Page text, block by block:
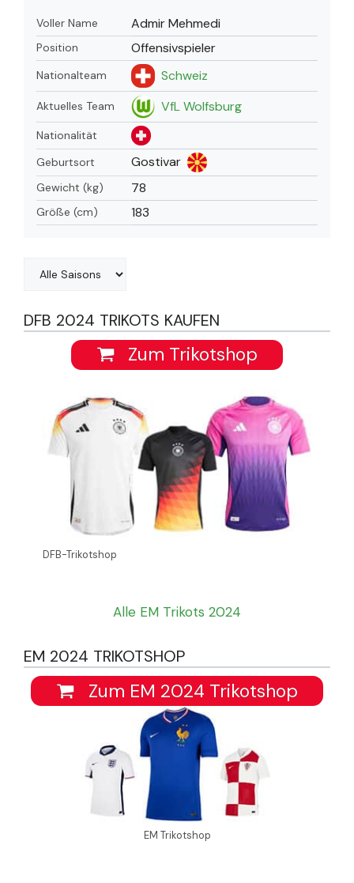
Voller Name Admir Mehmedi
Position Offensivspieler
Nationalteam Schweiz
Aktuelles Team VfL Wolfsburg
Nationalität
Geburtsort
Gostivar
Gewicht (kg) 78
Größe (cm) 183
DFB 2024 TRIKOTS KAUFEN
Zum Trikotshop
DFB-Trikotshop
Alle EM Trikots 2024
EM 2024 TRIKOTSHOP
Zum EM 2024 Trikotshop
EM Trikotshop